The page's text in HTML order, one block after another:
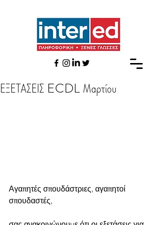
ΕΞΕΤΑΣΕΙΣ ECDL Μαρτίου
Αγαπητές σπουδάστριες, αγαπητοί
σπουδαστές,